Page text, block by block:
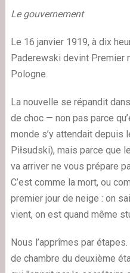
Le gouvernement
Le 16 janvier 1919, à dix
Paderewski devint Premier
Pologne.
La nouvelle se répandit
de choc — non pas parce
monde s’y attendait depuis
Piłsudski), mais parce que
va arriver ne vous prépare
C’est comme la mort, ou
premier jour de neige : on
vient, on est quand même
Nous l’apprîmes par
de chambre du deuxième